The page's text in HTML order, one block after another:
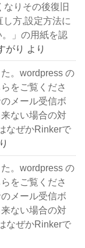
なりその後復旧
方,設定方法に
」の用紙を認
がり より
。wordpress の
をご覧くださ
メール受信ボ
ない場合の対
なぜかRinkerで
。wordpress の
をご覧くださ
メール受信ボ
ない場合の対
なぜかRinkerで